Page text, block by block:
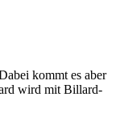
kommt es aber
wird mit Billard-